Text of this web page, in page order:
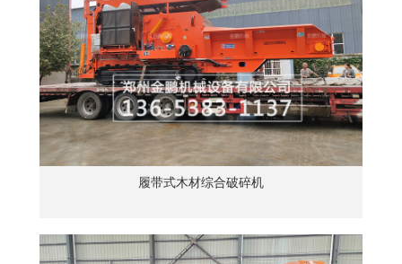
履带式木材综合破碎机